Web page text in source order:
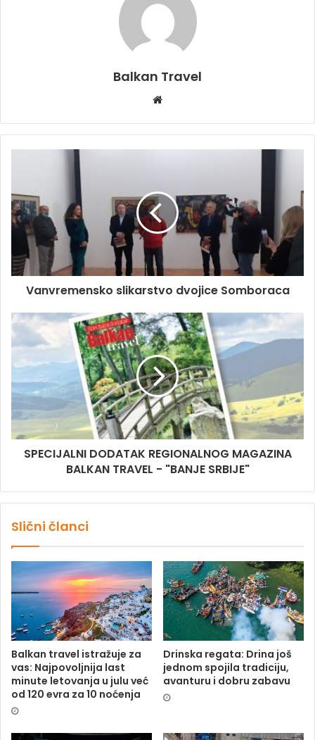
Balkan Travel
b
s
Vanvremensko slikarstvo dvojice Somboraca
SPECIJALNI DODATAK REGIONALNOG MAGAZINA
BALKAN TRAVEL - "BANJE SRBIJE"
Slični članci
Balkan travel istražuje za
vas: Najpovoljnija last
minute letovanja u julu već
od 120 evra za 10 noćenja
Drinska regata: Drina još
jednom spojila tradiciju,
avanturu i dobru zabavu